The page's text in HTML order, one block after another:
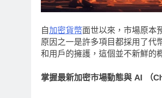
自加密貨幣面世以來，市場原本
原因之一是許多項目都採用了代
和用戶的擁護，這個並不新鮮的
掌握最新加密市場動態與 AI （